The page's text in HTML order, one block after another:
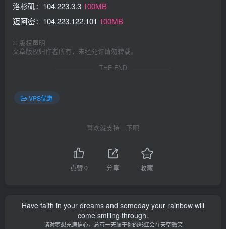
洛杉矶：104.223.3.3 100MB
迈阿密：104.223.122.101 100MB
© 版权声明
文章版权归作者所有，未经允许请勿转载。
THE END
VPS优惠
喜欢就支持一下吧
点赞0 分享 收藏
Have faith in your dreams and someday your rainbow will
come smiling through.
请对梦想充满信心，总有一天属于你的彩虹会在天空微笑